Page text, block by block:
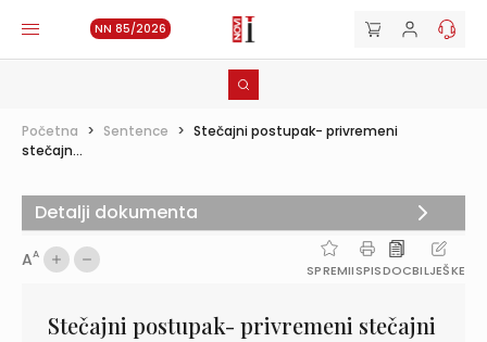
NN 85/2026
Početna > Sentence > Stečajni postupak- privremeni
stečajn...
AA
SPREMIISPISDOCBILJEŠKE
Stečajni postupak- privremeni stečajni
Detalji dokumenta